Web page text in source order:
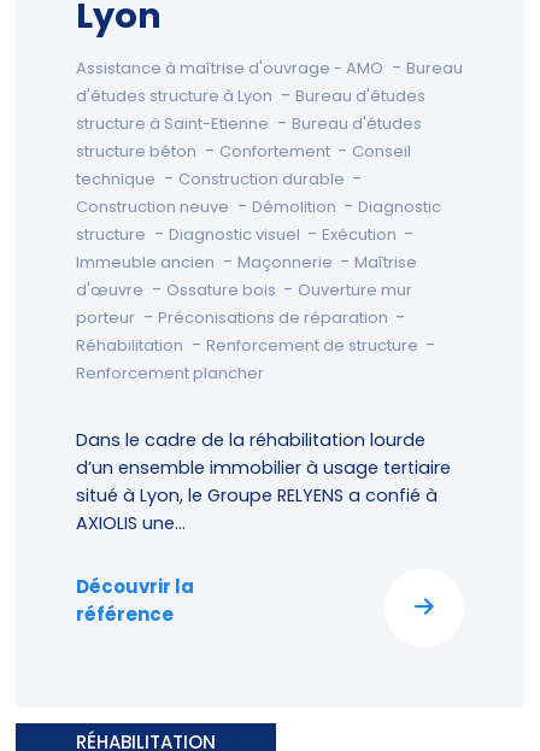
Lyon
Assistance à maîtrise d'ouvrage - AMO - Bureau
d'études structure à Lyon
- Bureau d'études
structure à Saint-Etienne
- Bureau d'études
structure béton
- Confortement - Conseil
technique
- Construction durable -
Construction neuve - Démolition - Diagnostic
structure
- Diagnostic visuel - Exécution -
Immeuble ancien - Maçonnerie - Maîtrise
d'œuvre
- Ossature bois - Ouverture mur
porteur
- Préconisations de réparation -
Réhabilitation - Renforcement de structure -
Renforcement plancher
Dans le cadre de la réhabilitation lourde
d’un ensemble immobilier à usage tertiaire
situé à Lyon, le Groupe RELYENS a confié à
AXIOLIS une...
Découvrir la
référence
RÉHABILITATION